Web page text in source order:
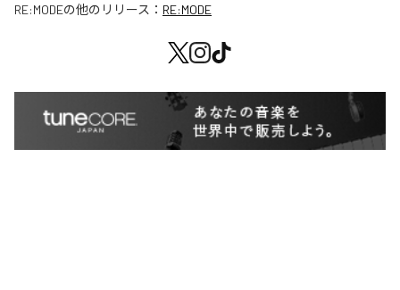
RE:MODEの他のリリース： RE:MODE